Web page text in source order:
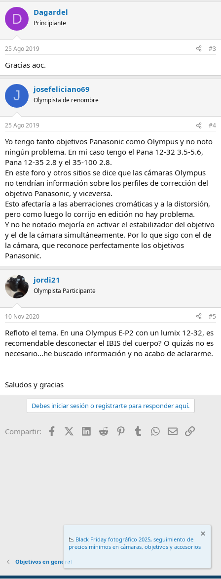
D Dagardel
Principiante
25 Ago 2019 #3
Gracias aoc.
J josefeliciano69
Olympista de renombre
25 Ago 2019 #4
Yo tengo tanto objetivos Panasonic como Olympus y no noto
ningún problema. En mi caso tengo el Pana 12-32 3.5-5.6,
Pana 12-35 2.8 y el 35-100 2.8.
En este foro y otros sitios se dice que las cámaras Olympus
no tendrían información sobre los perfiles de corrección del
objetivo Panasonic, y viceversa.
Esto afectaría a las aberraciones cromáticas y a la distorsión,
pero como luego lo corrijo en edición no hay problema.
Y no he notado mejoría en activar el estabilizador del objetivo
y el de la cámara simultáneamente. Por lo que sigo con el de
la cámara, que reconoce perfectamente los objetivos
Panasonic.
jordi21
Olympista Participante
10 Nov 2020 #5
Refloto el tema. En una Olympus E-P2 con un lumix 12-32, es
recomendable desconectar el IBIS del cuerpo? O quizás no es
necesario...he buscado información y no acabo de aclararme.
Saludos y gracias
Debes iniciar sesión o registrarte para responder aquí.
Compartir: FacebookX (Twitter)
LinkedIn
Reddit PinterestTumblr WhatsApp
EmailEnlace
Objetivos en general
📉 Black Friday fotográfico 2025, seguimiento de
precios mínimos en cámaras, objetivos y accesorios
.